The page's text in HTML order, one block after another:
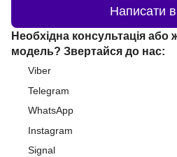
Написати
Необхідна консультація або
модель? Звертайся до нас:
Viber
Telegram
WhatsApp
Instagram
Signal